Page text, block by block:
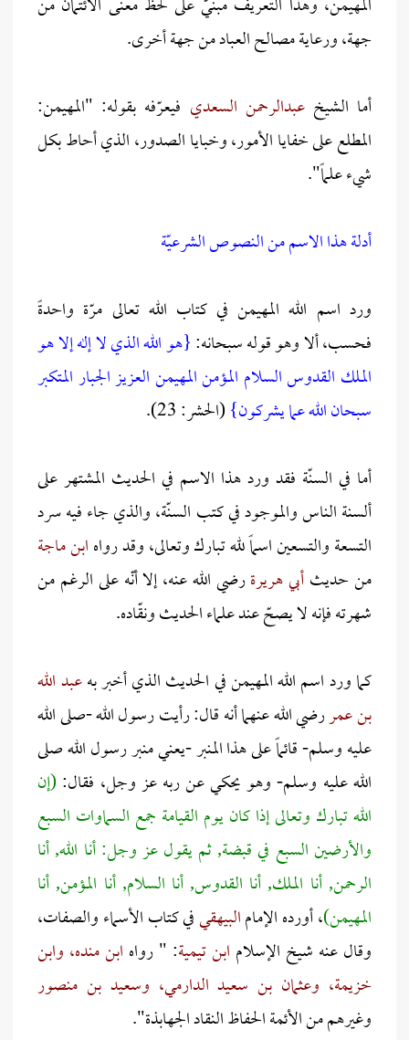
جهة، ورعاية مصالح العباد من جهة أخرى.
أما الشيخعبدالرحمن السعدي فيعرّفه بقوله: "المهيمن:
المطلع على خفايا الأمور، وخبايا الصدور، الذي أحاط بكل
شيء علماً".
أدلة هذا الاسم من النصوص الشرعيّة
ورد اسم الله المهيمن في كتاب الله تعالى مرّة واحدةً
فحسب، ألا وهو قوله سبحانه:{هو الله الذي لا إله إلا هو
الملك القدوس السلام المؤمن المهيمن العزيز الجبار المتكبر
سبحان الله عما يشركون}(الحشر: 23).
أما في السنّة فقد ورد هذا الاسم في الحديث المشتهر على
ألسنة الناس والموجود في كتب السنّة، والذي جاء فيه سرد
التسعة والتسعين اسماً لله تبارك وتعالى، وقد رواهابن ماجة
من حديثأبي هريرةرضي الله عنه، إلا أنّه على الرغم من
شهرته فإنه لا يصحّ عند علماء الحديث ونقّاده.
كما ورد اسم الله المهيمن في الحديث الذي أخبر بهعبد الله
بن عمررضي الله عنهما أنه قال: رأيت رسول الله -صلى الله
عليه وسلم- قائماً على هذا المنبر -يعني منبر رسول الله صلى
الله عليه وسلم- وهو يحكي عن ربه عز وجل، فقال: (إن
الله تبارك وتعالى إذا كان يوم القيامة جمع السماوات السبع
والأرضين السبع في قبضة, ثم يقول عز وجل: أنا الله, أنا
الرحمن, أنا الملك, أنا القدوس, أنا السلام, أنا المؤمن, أنا
المهيمن)، أورده الإمامالبيهقيفي كتاب الأسماء والصفات،
وقال عنه شيخ الإسلام ابن تيمية: " رواه ابن منده، وابن
خزيمة، وعثمان بن سعيد الدارمي، وسعيد بن منصور
وغيرهم من الأئمة الحفاظ النقاد الجهابذة".